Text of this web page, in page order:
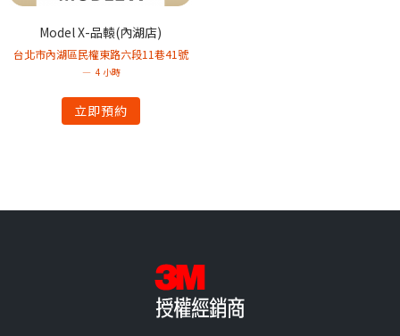
Model X-品轅(內湖店)
台北市內湖區民權東路六段11巷41號
4 小時
立即預約